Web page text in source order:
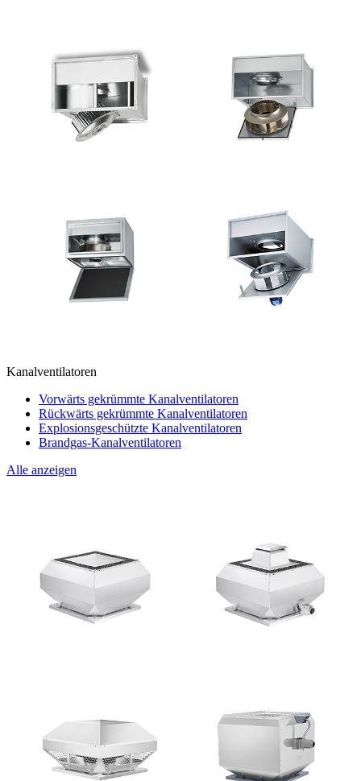
Kanalventilatoren
Vorwärts gekrümmte Kanalventilatoren
Rückwärts gekrümmte Kanalventilatoren
Explosionsgeschützte Kanalventilatoren
Brandgas-Kanalventilatoren
Alle anzeigen